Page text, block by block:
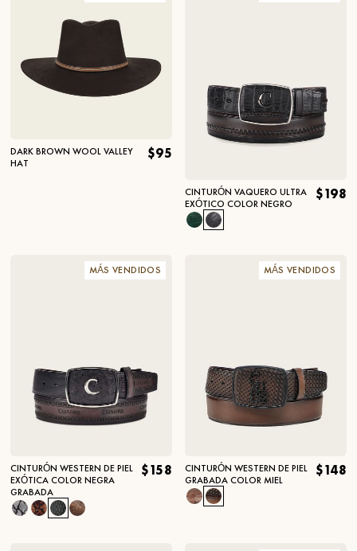
DARK BROWN WOOL VALLEY
HAT
$95
CINTURÓN VAQUERO ULTRA
EXÓTICO COLOR NEGRO
$198
MÁS VENDIDOS
CINTURÓN WESTERN DE PIEL
EXÓTICA COLOR NEGRA
GRABADA
$158
MÁS VENDIDOS
CINTURÓN WESTERN DE PIEL
GRABADA COLOR MIEL
$148